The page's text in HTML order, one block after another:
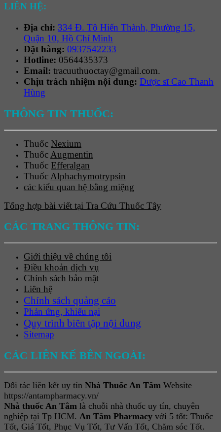
LIÊN HỆ:
Địa chỉ: 334 Đ. Tô Hiến Thành, Phường 15,
Quận 10, Hồ Chí Minh
Đặt hàng: 0937542233
Hotline: 0564435373
Email: tracuuthuoctay@gmail.com.
Chịu trách nhiệm nội dung: Dược sĩ Cao Thanh
Hùng
THÔNG TIN THUỐC:
Thuốc Nexium
Thuốc Augmentin
Thuốc Efferalgan
Thuốc Alphachymotrypsin
các kiểu quan hệ bằng miệng
Tổng hợp bài viết tại Tra Cứu Thuốc Tây
CÁC TRANG THÔNG TIN:
Giới thiệu về chúng tôi
Điều khoản dịch vụ
Chính sách bảo mật
Liên hệ
Chính sách quảng cáo
Phản ứng, khiếu nại
Quy trình biên tập nội dung
Sitemap
CÁC LIÊN KẾ BÊN NGOÀI:
Đối tác liên kết uy tín Nhà Thuốc An Tâm Website
https://antampharmacy.vn/
Nhà thuốc An Tâm là chuỗi nhà thuốc uy tín, chuyên
nghiệp tại Tp HCM. An Tâm Pharmacy với 5 tốt: Thuốc
Tốt, Giá Tốt, Phục Vụ Tốt, Tư Vấn Tốt, Chăm sóc Tốt.